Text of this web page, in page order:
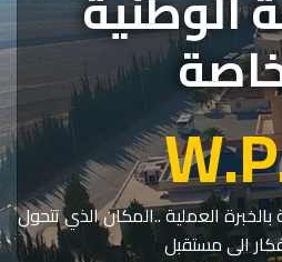
العملية ..المكان الذي تتحول
الى مستقبل